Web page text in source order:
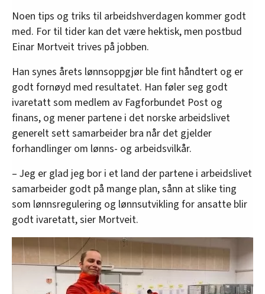
Noen tips og triks til arbeidshverdagen kommer godt
med. For til tider kan det være hektisk, men postbud
Einar Mortveit trives på jobben.
Han synes årets lønnsoppgjør ble fint håndtert og er
godt fornøyd med resultatet. Han føler seg godt
ivaretatt som medlem av Fagforbundet Post og
finans, og mener partene i det norske arbeidslivet
generelt sett samarbeider bra når det gjelder
forhandlinger om lønns- og arbeidsvilkår.
– Jeg er glad jeg bor i et land der partene i arbeidslivet
samarbeider godt på mange plan, sånn at slike ting
som lønnsregulering og lønnsutvikling for ansatte blir
godt ivaretatt, sier Mortveit.